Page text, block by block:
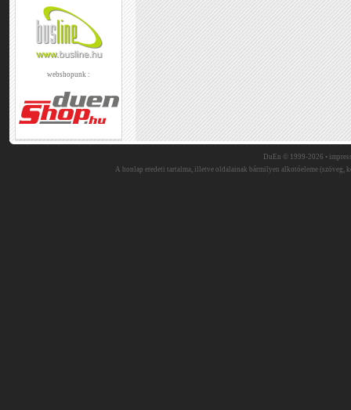
webshopunk :
DuEn © 1999-2026 •
A honlap eredeti tartalma, illetve oldalainak bármilyen alkotóeleme (szöveg,